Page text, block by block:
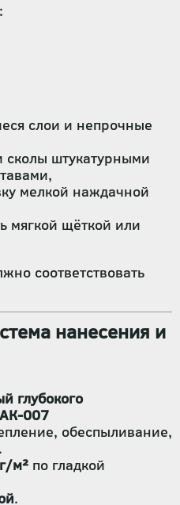
:
слои и непрочные
штукатурными
мелкой наждачной
мягкой щёткой или
соответствовать
нанесения и
глубокого
007
обеспыливание,
м² по гладкой
.